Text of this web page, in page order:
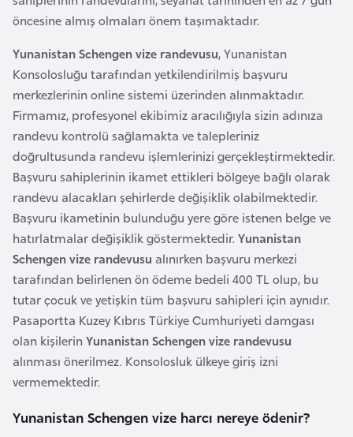
öncesine almış olmaları önem taşımaktadır.
Yunanistan Schengen vize randevusu, Yunanistan
Konsolosluğu tarafından yetkilendirilmiş başvuru
merkezlerinin online sistemi üzerinden alınmaktadır.
Firmamız, profesyonel ekibimiz aracılığıyla sizin adınıza
randevu kontrolü sağlamakta ve talepleriniz
doğrultusunda randevu işlemlerinizi gerçekleştirmektedir.
Başvuru sahiplerinin ikamet ettikleri bölgeye bağlı olarak
randevu alacakları şehirlerde değişiklik olabilmektedir.
Başvuru ikametinin bulunduğu yere göre istenen belge ve
hatırlatmalar değişiklik göstermektedir. Yunanistan
Schengen vize randevusu alınırken başvuru merkezi
tarafından belirlenen ön ödeme bedeli 400 TL olup, bu
tutar çocuk ve yetişkin tüm başvuru sahipleri için aynıdır.
Pasaportta Kuzey Kıbrıs Türkiye Cumhuriyeti damgası
olan kişilerinYunanistan Schengen vize randevusu
alınması önerilmez. Konsolosluk ülkeye giriş izni
vermemektedir.
Yunanistan Schengen vize harcı nereye ödenir?
n
B
a
h
r
e
y
n
B
a
n
g
l
a
d
e
ş